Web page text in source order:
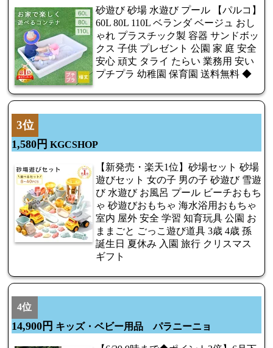
砂遊び 砂場 水遊び プール 【パルコ】
60L 80L 110L ベランダ ベージュ おし
ゃれ プラスチック製 容器 サンドボッ
クス 子供 プレゼント 公園 家 庭 安全
安心 頑丈 タライ たらい 業務用 安い
プチプラ 幼稚園 保育園 送料無料 ◆
3位
1,580円 KGCSHOP
【新発売・楽天1位】砂場セット 砂場
遊びセット 女の子 男の子 砂遊び 雪遊
び 水遊び お風呂 プール ビーチおもち
ゃ 砂遊びおもちゃ 海水浴用おもちゃ
室内 屋外 安全 学習 知育玩具 公園 お
ままごと ごっこ遊び道具 3歳 4歳 孫
誕生日 夏休み 入園 旅行 クリスマス
ギフト
4位
14,900円 キッズ・ベビー用品 パラニーニョ